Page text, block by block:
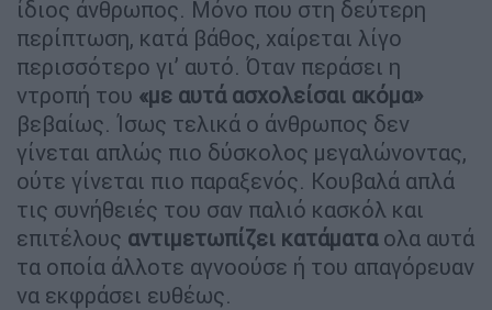
ίδιος άνθρωπος. Μόνο που στη δεύτερη
περίπτωση, κατά βάθος, χαίρεται λίγο
περισσότερο γι’ αυτό. Όταν περάσει η
ντροπή του «με αυτά ασχολείσαι ακόμα»
βεβαίως. Ίσως τελικά ο άνθρωπος δεν
γίνεται απλώς πιο δύσκολος μεγαλώνοντας,
ούτε γίνεται πιο παραξενός. Κουβαλά απλά
τις συνήθειές του σαν παλιό κασκόλ και
επιτέλους αντιμετωπίζει κατάματαολα αυτά
τα οποία άλλοτε αγνοούσε ή του απαγόρευαν
να εκφράσει ευθέως.